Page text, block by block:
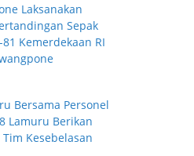
Laksanakan
Sepak
Kemerdekaan RI
Bersama Personel
Lamuru Berikan
Kesebelasan